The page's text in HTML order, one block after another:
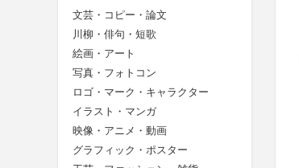
文芸・コピー・論文
川柳・俳句・短歌
絵画・アート
写真・フォトコン
ロゴ・マーク・キャラクター
イラスト・マンガ
映像・アニメ・動画
グラフィック・ポスター